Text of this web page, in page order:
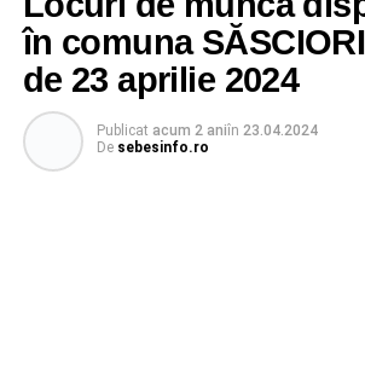
în comuna
de 23 aprilie 2024
Publicat acum 2 aniîn 23.04.2024
De sebesinfo.ro